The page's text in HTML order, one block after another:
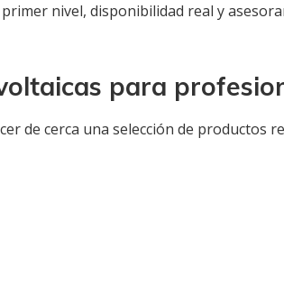
nivel, disponibilidad real y
para
de cerca una selección de productos